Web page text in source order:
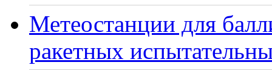
Метеостанции для
ракетных